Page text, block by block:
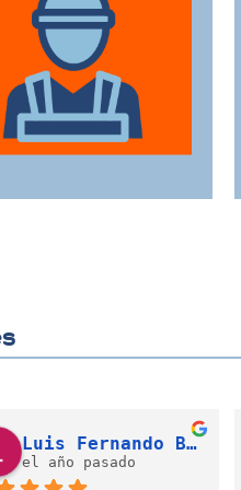
sector de trasteos,
un servicio
confiable y de alta
calidad.
Valeria Díaz Gonzalez
el año pasado